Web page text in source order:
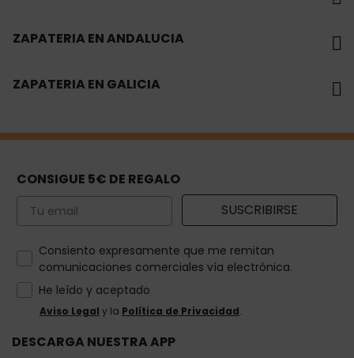
ZAPATERIA EN ANDALUCIA
ZAPATERIA EN GALICIA
CONSIGUE 5€ DE REGALO
Email SUSCRIBIRSE
How would you like to hear from us?
Consiento expresamente que me remitan
comunicaciones comerciales vía electrónica.
He leído y aceptado
Aviso Legal y la Política de Privacidad.
DESCARGA NUESTRA APP